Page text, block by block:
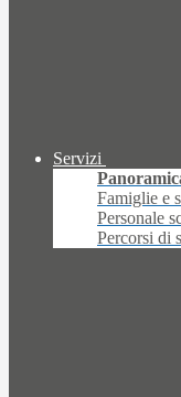
Servizi
Famiglie e
Personale
Percorsi di